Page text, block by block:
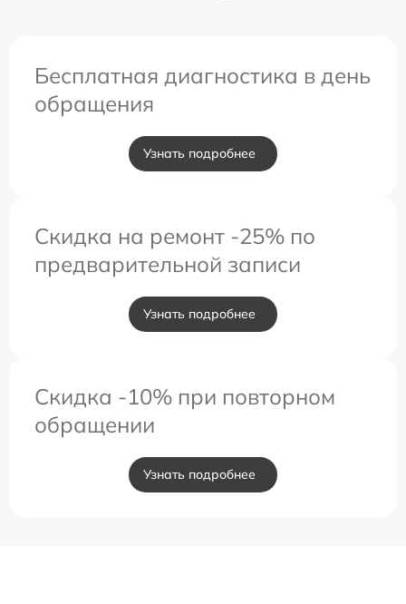
Бесплатная диагностика в день
обращения
Узнать подробнее
Скидка на ремонт -25% по
предварительной записи
Узнать подробнее
Скидка -10% при повторном
обращении
Узнать подробнее